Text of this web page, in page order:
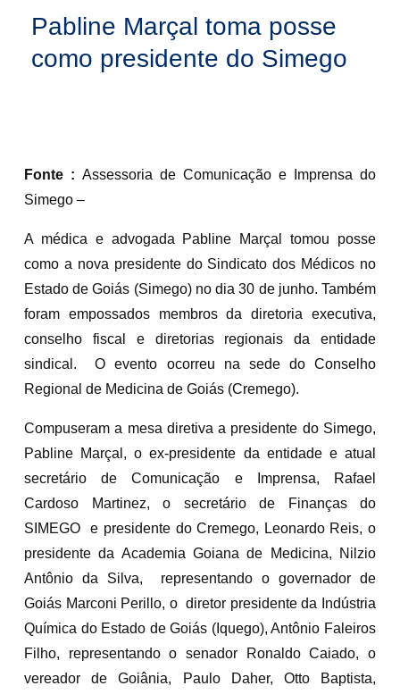
Pabline Marçal toma posse
como presidente do Simego
Fonte : Assessoria de Comunicação e Imprensa do
Simego –
A médica e advogada Pabline Marçal tomou posse
como a nova presidente do Sindicato dos Médicos no
Estado de Goiás (Simego) no dia 30 de junho. Também
foram empossados membros da diretoria executiva,
conselho fiscal e diretorias regionais da entidade
sindical. O evento ocorreu na sede do Conselho
Regional de Medicina de Goiás (Cremego).
Compuseram a mesa diretiva a presidente do Simego,
Pabline Marçal, o ex-presidente da entidade e atual
secretário de Comunicação e Imprensa, Rafael
Cardoso Martinez, o secretário de Finanças do
SIMEGO e presidente do Cremego, Leonardo Reis, o
presidente da Academia Goiana de Medicina, Nilzio
Antônio da Silva, representando o governador de
Goiás Marconi Perillo, o diretor presidente da Indústria
Química do Estado de Goiás (Iquego), Antônio Faleiros
Filho, representando o senador Ronaldo Caiado, o
vereador de Goiânia, Paulo Daher, Otto Baptista,